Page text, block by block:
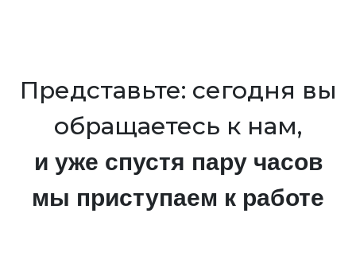
Представьте: сегодня вы
обращаетесь к нам,
и уже спустя пару часов
мы приступаем к работе